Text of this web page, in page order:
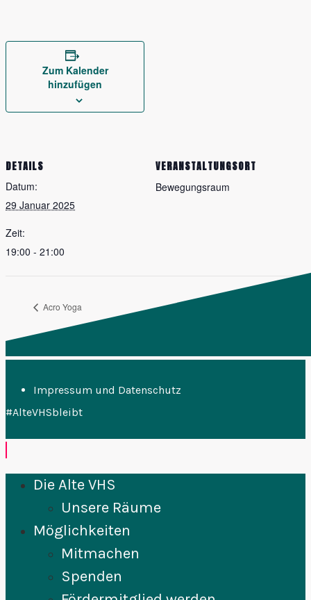
Zum Kalender
hinzufügen
DETAILS
Datum:
29 Januar 2025
Zeit:
19:00 - 21:00
VERANSTALTUNGSORT
Bewegungsraum
Acro Yoga
Impressum und Datenschutz
#AlteVHSbleibt
Die Alte VHS
Unsere Räume
Möglichkeiten
Mitmachen
Spenden